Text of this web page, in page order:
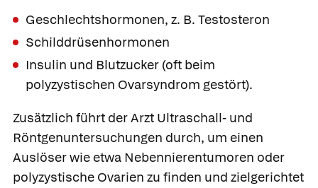
Geschlechtshormonen, z. B. Testosteron
Schilddrüsenhormonen
Insulin und Blutzucker (oft beim
polyzystischen Ovarsyndrom gestört).
Zusätzlich führt der Arzt Ultraschall- und
Röntgenuntersuchungen durch, um einen
Auslöser wie etwa Nebennierentumoren oder
polyzystische Ovarien zu finden und zielgerichtet